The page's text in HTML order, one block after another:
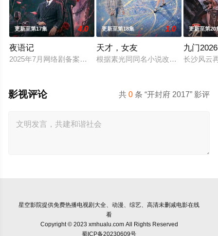
更新至第17集 4.0
夜语记
2025年7月网络剧备案当代 都市 海南越酷文化传媒有限公司
更新至第18集 1.0
天才，女友
根据素光同同名小说改编。江逾白长
更新至第20
九门2026
长沙风云
共0 条 “开封府 2017” 影评
影视评论
星空影院提供免费热播电视剧大全、动漫、综艺、高清未删减电影在线
看
Copyright © 2023 xmhualu.com All Rights Reserved
蜀ICP备20230609号